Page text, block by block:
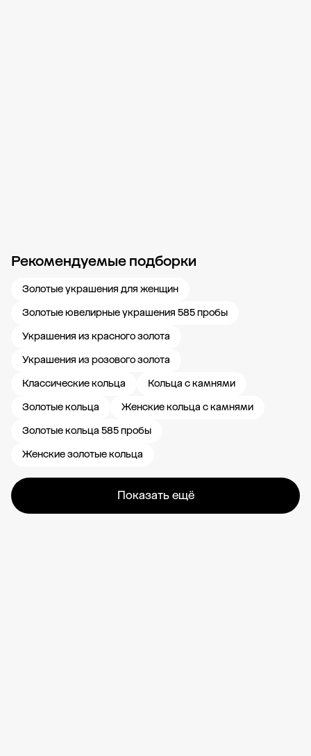
Рекомендуемые подборки
Золотые украшения для женщин
Золотые ювелирные украшения 585 пробы
Украшения из красного золота
Украшения из розового золота
Классические кольца
Кольца с камнями
Золотые кольца
Женские кольца с камнями
Золотые кольца 585 пробы
Женские золотые кольца
Показать ещё
Новости компании Журнал ЗОЛОТОЙ Блог